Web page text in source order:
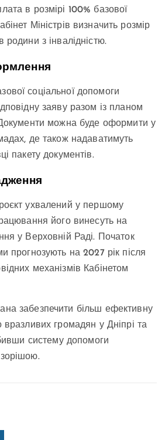
в розмірі 100% базової
Міністрів визначить розмір
родини з інвалідністю.
соціальної допомоги
заяву разом із планом
можна буде оформити у
де також надаватимуть
пакету документів.
ухвалений у першому
його винесуть на
у Верховній Раді. Початок
прогнозують на 2027 рік після
механізмів Кабінетом
забезпечити більш ефективну
вразливих громадян у Дніпрі та
систему допомоги